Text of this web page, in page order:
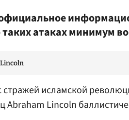
атаках минимум
стражей исламской
Abraham Lincoln